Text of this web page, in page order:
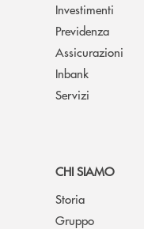
Investimenti
Previdenza
Assicurazioni
Inbank
Servizi
CHI SIAMO
Storia
Gruppo